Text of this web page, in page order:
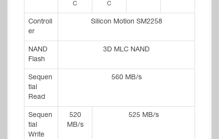
C
C
Controll
er
Silicon Motion SM2258
NAND
Flash
3D MLC NAND
Sequen
tial
Read
560 MB/s
Sequen
tial
Write
520
MB/s
525 MB/s